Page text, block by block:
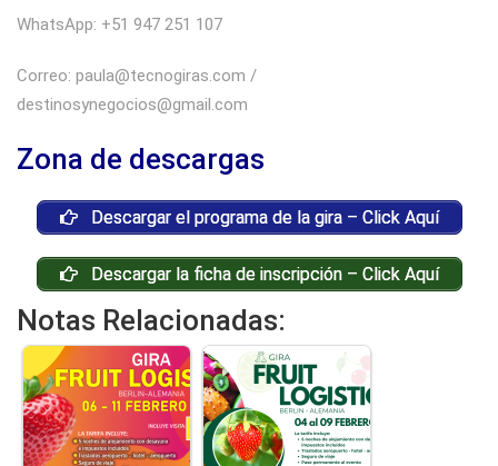
WhatsApp: +51 947 251 107
Correo: paula@tecnogiras.com /
destinosynegocios@gmail.com
Zona de descargas
Descargar el programa de la gira – Click Aquí
Descargar la ficha de inscripción – Click Aquí
Notas Relacionadas: